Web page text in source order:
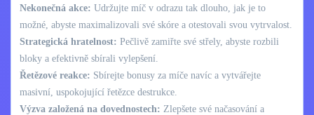
Nekonečná akce: Udržujte míč v odrazu tak dlouho, jak je to
možné, abyste maximalizovali své skóre a otestovali svou vytrvalost.
Strategická hratelnost: Pečlivě zamiřte své střely, abyste rozbili
bloky a efektivně sbírali vylepšení.
Řetězové reakce: Sbírejte bonusy za míče navíc a vytvářejte
masivní, uspokojující řetězce destrukce.
Výzva založená na dovednostech: Zlepšete své načasování a